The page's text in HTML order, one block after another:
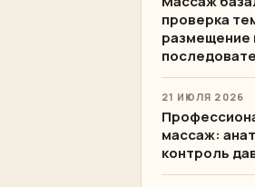
проверка
размещение
21 ИЮЛЯ 2026
массаж:
контроль